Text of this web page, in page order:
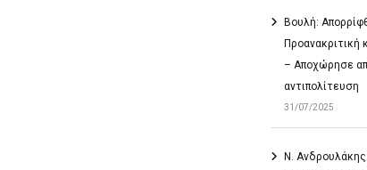
Βουλή:
Προανακριτική
– Αποχώρησε
αντιπολίτευση
31/07/2025
Ν. Ανδρουλάκης